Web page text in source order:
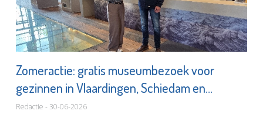
Zomeractie: gratis museumbezoek voor
gezinnen in Vlaardingen, Schiedam en
Maassluis
Redactie - 30-06-2026